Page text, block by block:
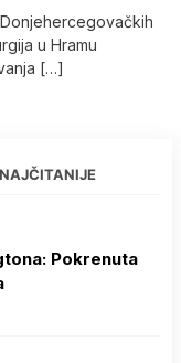
u Hramu
[…]
NAJČITANIJE
Pokrenuta